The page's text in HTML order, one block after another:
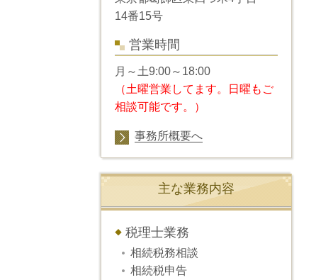
14番15号
営業時間
月～土9:00～18:00
（土曜営業してます。日曜もご
相談可能です。）
事務所概要へ
主な業務内容
税理士業務
相続税務相談
相続税申告